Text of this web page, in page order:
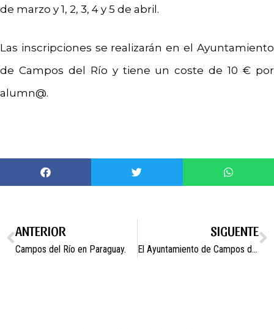
de marzo y 1, 2, 3, 4 y 5 de abril.
Las inscripciones se realizarán en el Ayuntamiento
de Campos del Río y tiene un coste de 10 € por
alumn@.
ANTERIOR
Campos del Río en Paraguay.
SIGUENTE
El Ayuntamiento de Campos del Río con los más necesitados.